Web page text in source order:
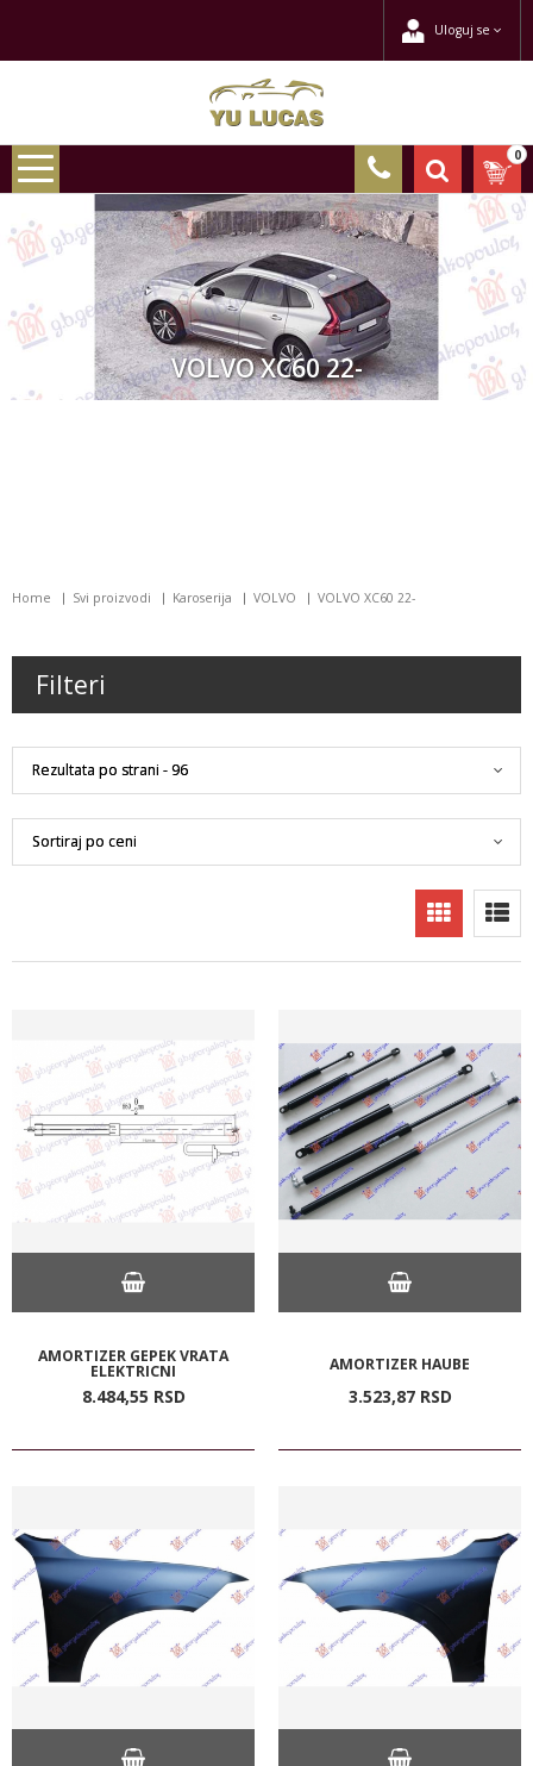
Uloguj se
0
VOLVO XC60 22-
Home Svi proizvodi Karoserija VOLVO VOLVO XC60 22-
Filteri
AMORTIZER GEPEK VRATA
ELEKTRICNI
8.484,55 RSD
AMORTIZER HAUBE
3.523,87 RSD